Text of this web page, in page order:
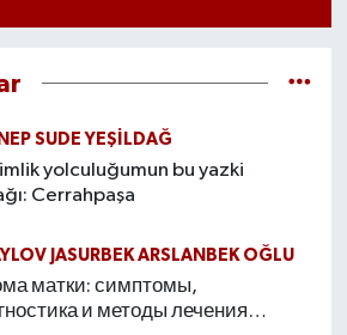
SUDE YEŞİLDAĞ
yolculuğumun bu yazki
Cerrahpaşa
JASURBEK ARSLANBEK OĞLU
матки: симптомы,
и методы лечения